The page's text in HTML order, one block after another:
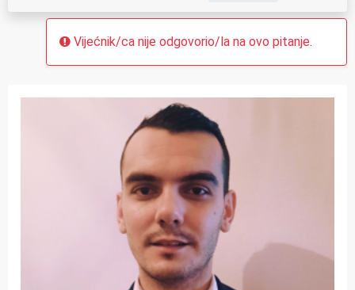
Vijećnik/ca nije odgovorio/la na ovo pitanje.